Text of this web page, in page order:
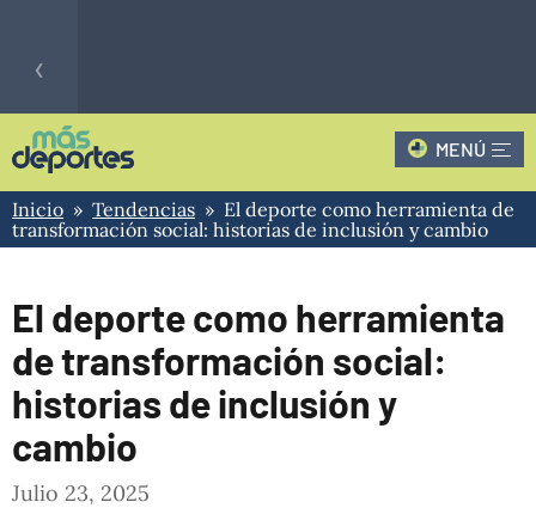
Fútbol
Hoy
LIGA
PROFESIONAL
ARGENTINA
CLAUSURA - 4
IND 0
PLA 1
‹
›
MENÚ
Inicio » Tendencias » El deporte como herramienta de
transformación social: historias de inclusión y cambio
El deporte como herramienta
de transformación social:
historias de inclusión y
cambio
Julio 23, 2025